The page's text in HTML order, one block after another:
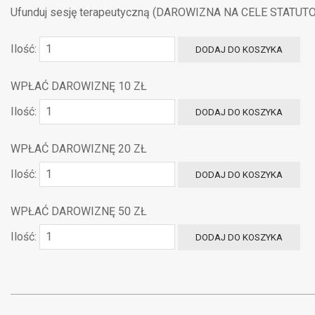
Ufunduj sesję terapeutyczną (DAROWIZNA NA CELE
Ilość:
WPŁAĆ DAROWIZNĘ 10 ZŁ
Ilość:
WPŁAĆ DAROWIZNĘ 20 ZŁ
Ilość:
WPŁAĆ DAROWIZNĘ 50 ZŁ
Ilość: